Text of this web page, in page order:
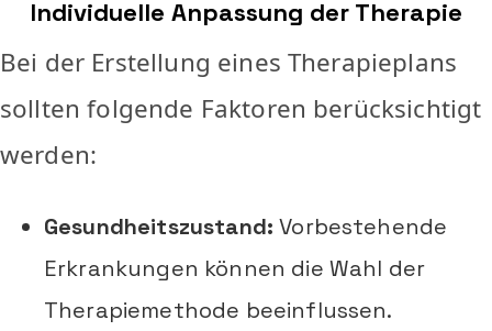
Individuelle Anpassung der Therapie
Bei der Erstellung eines Therapieplans
sollten folgende Faktoren berücksichtigt
werden:
Gesundheitszustand: Vorbestehende
Erkrankungen können die Wahl der
Therapiemethode beeinflussen.